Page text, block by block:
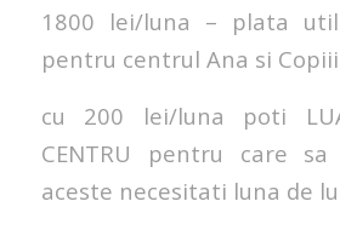
1800 lei/luna – plata
pentru centrul Ana si
cu 200 lei/luna poti
CENTRU pentru care
aceste necesitati luna de